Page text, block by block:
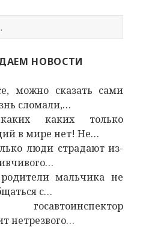
НОВОСТИ
можно сказать сами
сломали,…
каких только
в мире нет! Не…
люди страдают из-
мальчика не
с…
госавтоинспектор
нетрезвого…